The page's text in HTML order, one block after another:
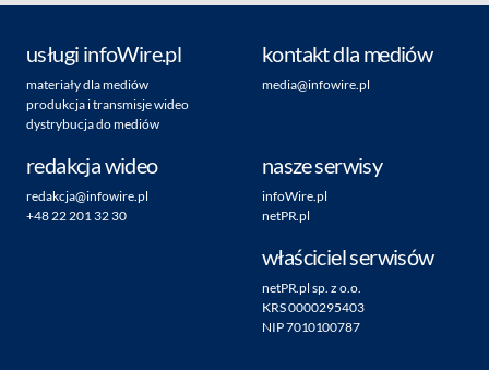
usługi infoWire.pl
materiały dla mediów
produkcja i transmisje wideo
dystrybucja do mediów
kontakt dla mediów
media@infowire.pl
redakcja wideo
redakcja@infowire.pl
+48 22 201 32 30
nasze serwisy
infoWire.pl
netPR.pl
właściciel serwisów
netPR.pl sp. z o.o.
KRS 0000295403
NIP 7010100787